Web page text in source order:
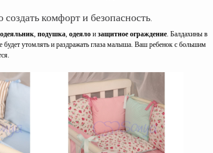
комфорт и безопасность.
, подушка, одеяло и защитное ограждение. Балдахины в
будет утомлять и раздражать глаза малыша. Ваш ребенок с большим